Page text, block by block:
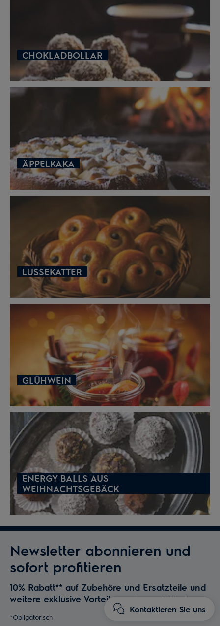
CHOKLADBOLLAR
ÄPPELKAKA
LUSSEKATTER
GLÜHWEIN
ENERGY BALLS AUS
WEIHNACHTSGEBÄCK
Kontaktieren Sie uns
Newsletter abonnieren und
sofort profitieren
10% Rabatt** auf Zubehöre und Ersatzteile und
weitere exklusive Vorteile warten auf Sie.*
*Obligatorisch